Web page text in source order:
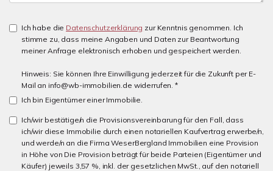
Ich habe die Datenschutzerklärung zur Kenntnis genommen. Ich
stimme zu, dass meine Angaben und Daten zur Beantwortung
meiner Anfrage elektronisch erhoben und gespeichert werden.
Hinweis: Sie können Ihre Einwilligung jederzeit für die Zukunft per E-
Mail an info@wb-immobilien.de widerrufen. *
Ich bin Eigentümer einer Immobilie.
Ich/wir bestätige/n die Provisionsvereinbarung für den Fall, dass
ich/wir diese Immobilie durch einen notariellen Kaufvertrag erwerbe/n,
und werde/n an die Firma WeserBergland Immobilien eine Provision
in Höhe von Die Provision beträgt für beide Parteien (Eigentümer und
Käufer) jeweils 3,57 %, inkl. der gesetzlichen MwSt., auf den notariell